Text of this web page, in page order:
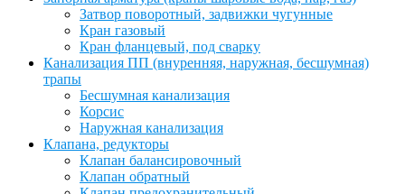
Затвор поворотный, задвижки чугунные
Кран газовый
Кран фланцевый, под сварку
Канализация ПП (внуренняя, наружная, бесшумная)
трапы
Бесшумная канализация
Корсис
Наружная канализация
Клапана, редукторы
Клапан балансировочный
Клапан обратный